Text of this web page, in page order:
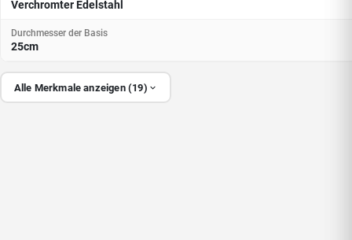
Verchromter Edelstahl
Durchmesser der Basis
25cm
Alle Merkmale anzeigen (19)